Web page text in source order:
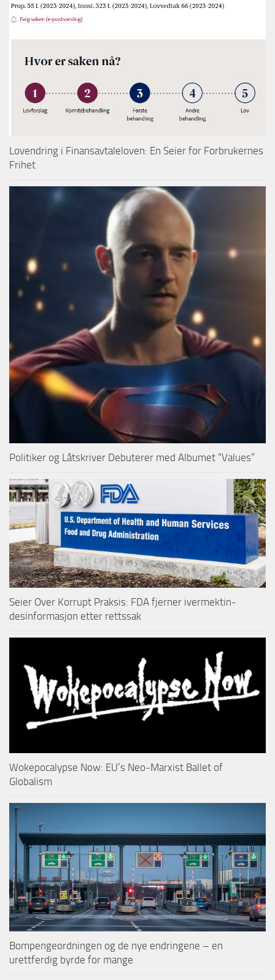
Lovendring i Finansavtaleloven: En Seier for Forbrukernes
Frihet
Politiker og Låtskriver Debuterer med Albumet “Values”
Seier Over Korrupt Praksis: FDA fjerner ivermektin-
desinformasjon etter rettssak
Wokepocalypse Now: EU’s Neo-Marxist Ballet of
Globalism
Bompengeordningen og de nye endringene – en
urettferdig byrde for mange